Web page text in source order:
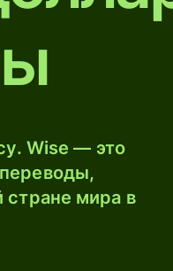
Wise — это
стране мира в